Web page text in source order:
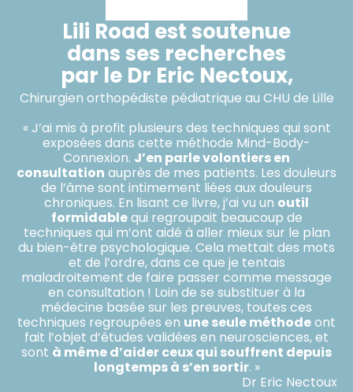
Lili Road est soutenue
dans ses recherches
par le Dr Eric Nectoux,
Chirurgien orthopédiste pédiatrique au CHU de Lille
« J’ai mis à profit plusieurs des techniques qui sont
exposées dans cette méthode Mind-Body-
Connexion. J’en parle volontiers en
consultation auprès de mes patients. Les douleurs
de l’âme sont intimement liées aux douleurs
chroniques. En lisant ce livre, j’ai vu un outil
formidablequi regroupait beaucoup de
techniques qui m’ont aidé à aller mieux sur le plan
du bien-être psychologique. Cela mettait des mots
et de l’ordre, dans ce que je tentais
maladroitement de faire passer comme message
en consultation ! Loin de se substituer à la
médecine basée sur les preuves, toutes ces
techniques regroupées en une seule méthodeont
fait l’objet d’études validées en neurosciences, et
sont à même d’aider ceux qui souffrent depuis
longtemps à s’en sortir. »
Dr Eric Nectoux